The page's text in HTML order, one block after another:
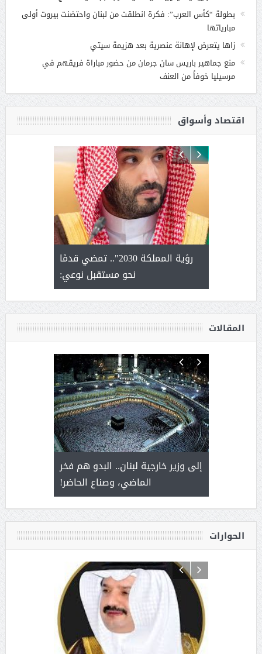
بطولة “كأس العرب”: فكرة انطلقت من لبنان واحتضنت بيروت أولى
مبارياتها
زاها يتعرض لإهانة عنصرية بعد هزيمة سيتي
منع جماهير باريس سان جرمان من حضور مباراة فريقهم في
مرسيليا خوفاً من العنف
اقتصاد وأسواق
يحصل
رؤية المملكة 2030".. تمضي قدمًا
نحو مستقبل نوعي:
عنيزة
المقالات
سلمان
إلى وزير خارجية لبنان.. البدو هم فخر
الماضي، وصناع الحاضر!
يحمل
من عشق
الحوارات